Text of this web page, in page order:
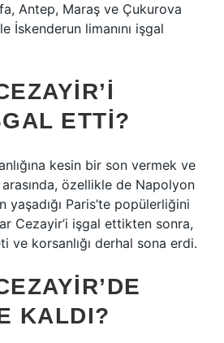
Antep, Maraş ve Çukurova
İskenderun limanını işgal
ETTI?
kesin bir son vermek ve
arasında, özellikle de Napolyon
yaşadığı Paris’te popülerliğini
Cezayir’i işgal ettikten sonra,
ve korsanlığı derhal sona erdi.
KALDI?